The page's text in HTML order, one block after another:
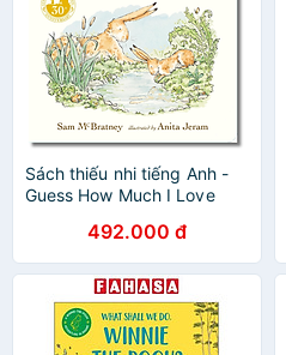
Sách thiếu nhi tiếng Anh -
Guess How Much I Love
492.000 đ